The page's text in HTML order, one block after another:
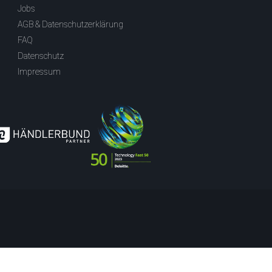
Jobs
AGB & Datenschutzerklärung
FAQ
Datenschutz
Impressum